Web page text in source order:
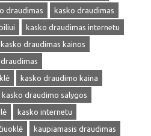
draudimas
kasko draudimas
kasko draudimas internetu
kasko draudimas kainos
kasko draudimo kaina
kasko draudimo salygos
kasko internetu
kaupiamasis draudimas